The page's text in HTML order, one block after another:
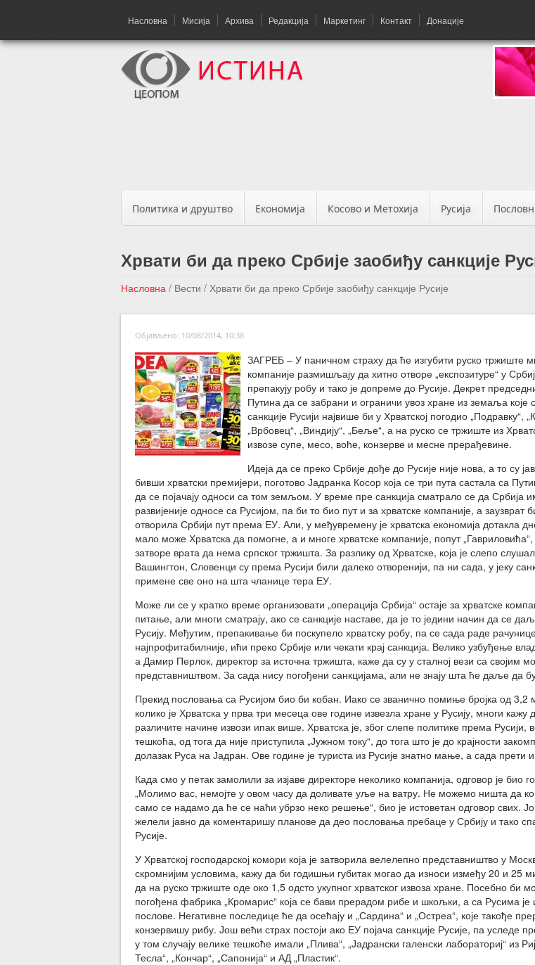
Насловна Мисија Архива Редакција Маркетинг Контакт Донације
Политика и друштво Економија Косово и Метохија Русија
Хрвати би да преко Србије заобиђу санкције
Насловна / Вести / Хрвати би да преко Србије заобиђу санкције Русије
Објављено: 10/08/2014, 10:38
ЗАГРЕБ – У паничном страху да ће изгубити руско тржиште
компаније размишљају да хитно отворе „експозитуре“ у
препакују робу и тако је допреме до Русије. Декрет
Путина да се забрани и ограничи увоз хране из земаља које
санкције Русији највише би у Хрватској погодио „Подравку“,
„Врбовец“, „Виндију“, „Беље“, а на руско се тржиште из
извозе супе, месо, воће, конзерве и месне прерађевине.
Идеја да се преко Србије дође до Русије није нова, а то су
бивши хрватски премијери, поготово Јадранка Косор која се три пута састала са
да се појачају односи са том земљом. У време пре санкција сматрало се да Србија
развијеније односе са Русијом, па би то био пут и за хрватске компаније, а заузврат
отворила Србији пут према ЕУ. Али, у међувремену је хрватска економија дотакла
мало може Хрватска да помогне, а и многе хрватске компаније, попут
затворе врата да нема српског тржишта. За разлику од Хрватске, која је слепо
Вашингтон, Словенци су према Русији били далеко отворенији, па ни сада, у јеку
примене све оно на шта чланице тера ЕУ.
Може ли се у кратко време организовати „операција Србија“ остаје за хрватске
питање, али многи сматрају, ако се санкције наставе, да је то једини начин да се
Русију. Међутим, препакивање би поскупело хрватску робу, па се сада раде
најпрофитабилније, ићи преко Србије или чекати крај санкција. Велико узбуђење
а Дамир Перлок, директор за источна тржишта, каже да су у сталној вези са својим
представништвом. За сада нису погођени санкцијама, али не знају шта ће даље да
Прекид пословања са Русијом био би кобан. Иако се званично помиње бројка од 3,2
колико је Хрватска у прва три месеца ове године извезла хране у Русију, многи кажу
различите начине извози ипак више. Хрватска је, због слепе политике према Русији,
тешкоћа, од тога да није приступила „Јужном току“, до тога што је до крајности
долазак Руса на Јадран. Ове године је туриста из Русије знатно мање, а сада прети
Када смо у петак замолили за изјаве директоре неколико компанија, одговор је био
„Молимо вас, немојте у овом часу да доливате уље на ватру. Не можемо ништа да
само се надамо да ће се наћи убрзо неко решење“, био је истоветан одговор свих.
желели јавно да коментаришу планове да део пословања пребаце у Србију и тако
Русије.
У Хрватској господарској комори која је затворила велелепно представништво у
скромнијим условима, кажу да би годишњи губитак могао да износи између 20 и 25
да на руско тржиште оде око 1,5 одсто укупног хрватског извоза хране. Посебно би
погођена фабрика „Кромарис“ која се бави прерадом рибе и шкољки, а са Русима
послове. Негативне последице ће да осећају и „Сардина“ и „Остреа“, које такође
конзервишу рибу. Још већи страх постоји ако ЕУ појача санкције Русије, па уследе
у том случају велике тешкоће имали „Плива“, „Јадрански галенски лабораториј“ из
Тесла“, „Кончар“, „Сапонија“ и АД „Пластик“.